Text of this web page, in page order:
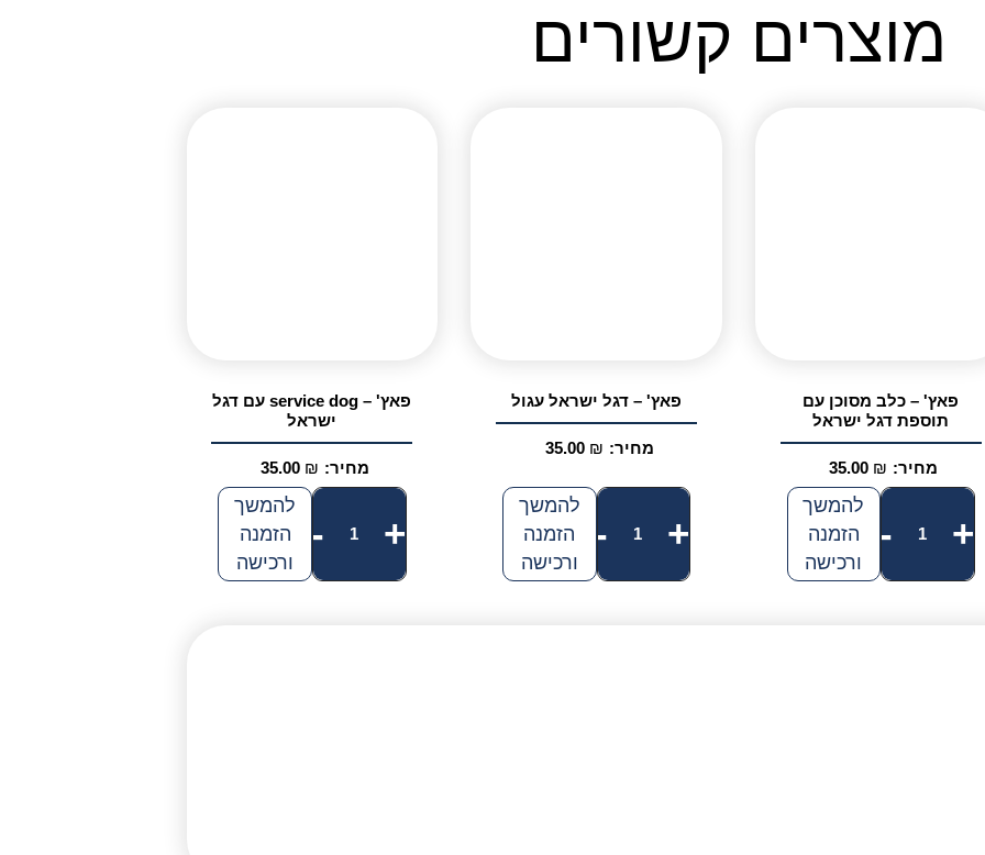
מוצרים קשורים
פאץ' – כלב מסוכן עם
תוספת דגל ישראל
מחיר: 35.00 ₪
+של
-
להמשך
הזמנה
ורכישה
פאץ' – דגל ישראל עגול
מחיר: 35.00 ₪
+של
-
להמשך
הזמנה
ורכישה
פאץ' – service dog עם דגל
ישראל
מחיר: 35.00 ₪
+ של
-
להמשך
הזמנה
ורכישה